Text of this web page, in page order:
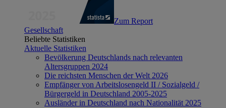
Zum Report
Gesellschaft
Beliebte Statistiken
Aktuelle Statistiken
Bevölkerung Deutschlands nach relevanten
Altersgruppen 2024
Die reichsten Menschen der Welt 2026
Empfänger von Arbeitslosengeld II / Sozialgeld /
Bürgergeld in Deutschland 2005-2025
Ausländer in Deutschland nach Nationalität 2025